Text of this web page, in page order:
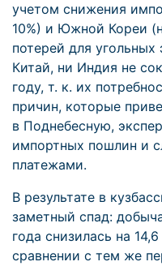
учетом снижения
10%) и Южной Кореи
потерей для
Китай, ни Индия не
году, т. к. их
причин, которые
в Поднебесную,
импортных пошлин и
платежами.
В результате в
заметный спад:
года снизилась на
сравнении с тем же